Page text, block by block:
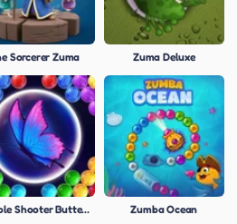
Sorcerer Zuma Zuma Deluxe
Bubble Shooter Butterfly Zumba Ocean